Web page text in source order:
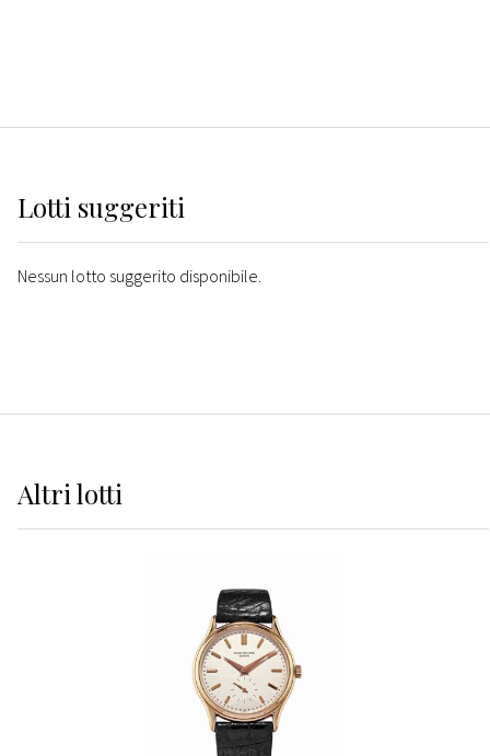
Lotti suggeriti
Nessun lotto suggerito disponibile.
Altrilotti